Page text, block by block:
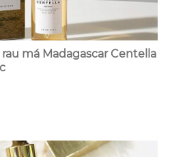
má Madagascar Centella